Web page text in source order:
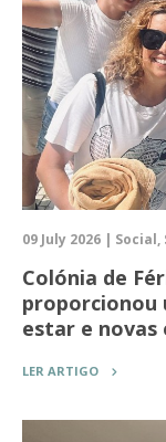
09 July 2026 |
Colónia de
proporcionou
estar e novas
LER ARTIGO